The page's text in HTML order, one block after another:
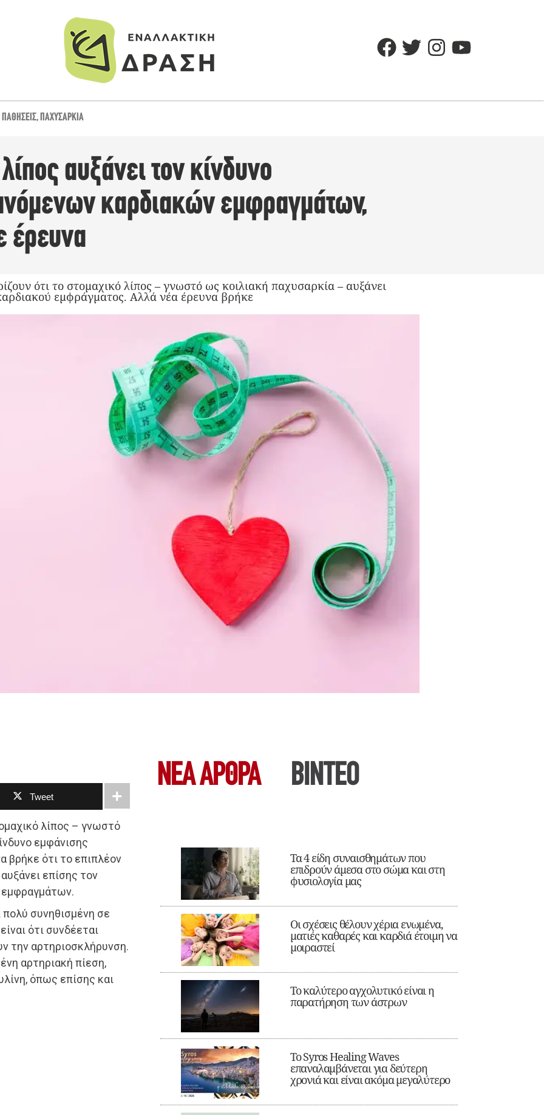
,ΠΑΧΥΣΑΡΚΊΑ
αυξάνει τον κίνδυνο
καρδιακών εμφραγμάτων,
ότι το στομαχικό λίπος – γνωστό ως κοιλιακή παχυσαρκία – αυξάνει
εμφράγματος. Αλλά νέα έρευνα βρήκε
Tweet
λίπος – γνωστό
εμφάνισης
βρήκε ότι το επιπλέον
επίσης τον
εμφραγμάτων.
πολύ συνηθισμένη σε
ότι συνδέεται
την αρτηριοσκλήρυνση.
αρτηριακή πίεση,
όπως επίσης και
ΝΕΑ ΆΡΘΡΑ ΒΙΝΤΕΟ
Τα 4 είδη συναισθημάτων που
επιδρούν άμεσα στο σώμα και στη
φυσιολογία μας
Οι σχέσεις θέλουν χέρια ενωμένα,
ματιές καθαρές και καρδιά έτοιμη να
μοιραστεί
Το καλύτερο αγχολυτικό είναι η
παρατήρηση των άστρων
Το Syros Healing Waves
επαναλαμβάνεται για δεύτερη
χρονιά και είναι ακόμα μεγαλύτερο